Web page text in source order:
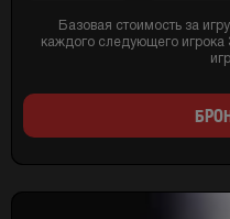
Базовая стоимость за
каждого следующего игрока